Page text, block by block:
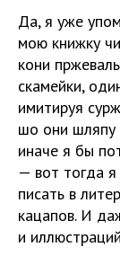
Да, я уже
мою книжку
кони
скамейки,
имитируя
шо они шляпу
иначе я бы
— вот тогда
писать в
кацапов. И
и